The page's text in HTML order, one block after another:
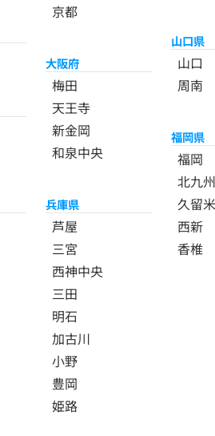
京都
大阪府
梅田
天王寺
新金岡
和泉中央
兵庫県
芦屋
三宮
西神中央
三田
明石
加古川
小野
豊岡
姫路
山口県
山口
周南
福岡県
福岡
北九州
久留米
西新
香椎